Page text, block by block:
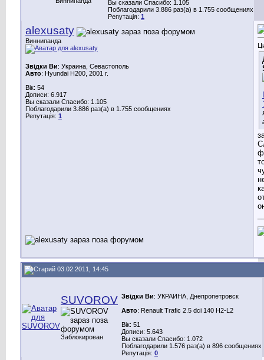
Вы сказали Спасибо: 1.105
Поблагодарили 3.886 раз(а) в 1.755 сообщениях
Репутація: 1
alexusaty
Виннипанда
Звідки Ви: Украина, Севастополь
Авто: Hyundai H200, 2001 г.
Вік: 54
Дописи: 6.917
Вы сказали Спасибо: 1.105
Поблагодарили 3.886 раз(а) в 1.755 сообщениях
Репутація: 1
03.02.2011, 14:45
SUVOROV
Заблокирован
Звідки Ви: УКРАИНА, Днепропетровск
Авто: Renault Trafic 2.5 dci 140 H2-L2
Вік: 51
Дописи: 5.643
Вы сказали Спасибо: 1.072
Поблагодарили 1.576 раз(а) в 896 сообщениях
Репутація: 0